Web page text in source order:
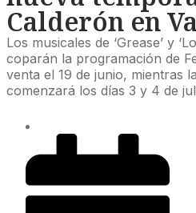
Calderón en
Los musicales de ‘Grease’ y
coparán la programación de
venta el 19 de junio, mientras
comenzará los días 3 y 4 de